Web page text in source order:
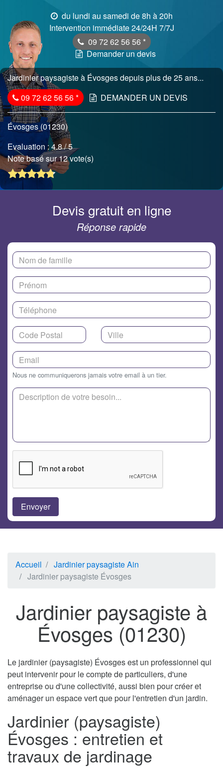
du lundi au samedi de 8h à 20h
Intervention immédiate 24/24H 7/7J
09 72 62 56 56 *
Demander un devis
Jardinier paysagiste à Évosges depuis plus de 25 ans...
09 72 62 56 56* DEMANDER UN DEVIS
Évosges (01230)
Evaluation :4.8/ 5
Note basé sur 12 vote(s)
Devis gratuit en ligne
Réponse rapide
Nous ne communiquerons jamais votre email à un tier.
Accueil
Jardinier paysagiste Ain
Jardinier paysagiste Évosges
Jardinier paysagiste à
Évosges (01230)
Le jardinier (paysagiste) Évosges est un professionnel qui
peut intervenir pour le compte de particuliers, d'une
entreprise ou d'une collectivité, aussi bien pour créer et
aménager un espace vert que pour l'entretien d'un jardin.
Jardinier (paysagiste)
Évosges : entretien et
travaux de jardinage